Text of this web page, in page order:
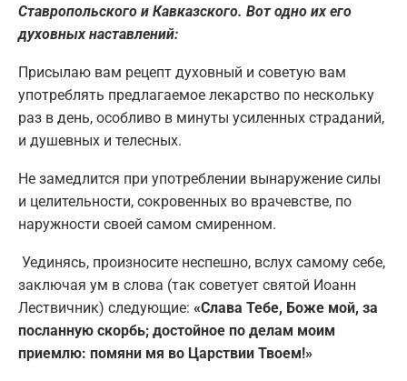
Ставропольского и Кавказского. Вот одно их его
духовных наставлений:
Присылаю вам рецепт духовный и советую вам
употреблять предлагаемое лекарство по нескольку
раз в день, особливо в минуты усиленных страданий,
и душевных и телесных.
Не замедлится при употреблении вынаружение силы
и целительности, сокровенных во врачевстве, по
наружности своей самом смиренном.
Уединясь, произносите неспешно, вслух самому себе,
заключая ум в слова (так советует святой Иоанн
Лествичник) следующие: «Слава Тебе, Боже мой, за
посланную скорбь; достойное по делам моим
приемлю: помяни мя во Царствии Твоем!»